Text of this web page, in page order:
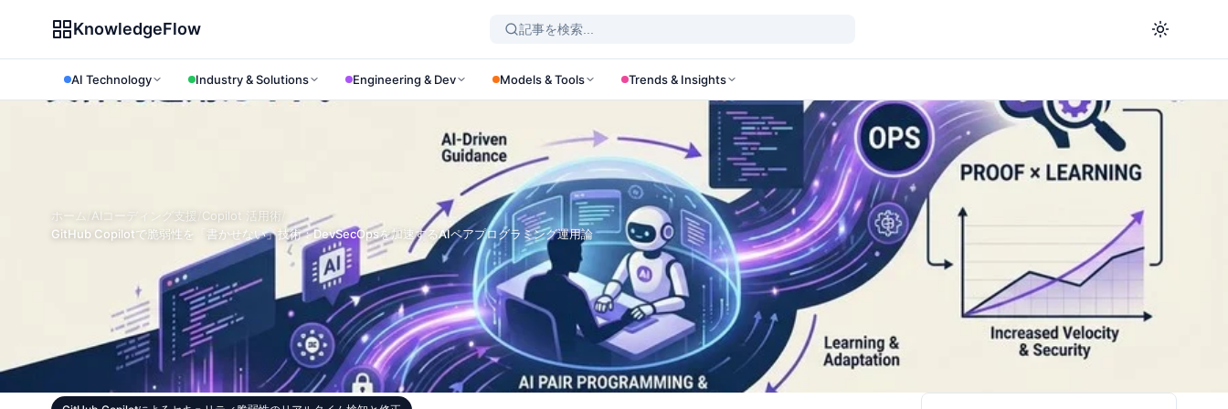
KnowledgeFlow
AI Technology Industry & Solutions Engineering & Dev Models & Tools Trends & Insights
ホーム AIコーディング支援 Copilot 活用術
GitHub Copilotで脆弱性を「書かせない」技術：DevSecOpsを加速するAIペアプログラミング運用論